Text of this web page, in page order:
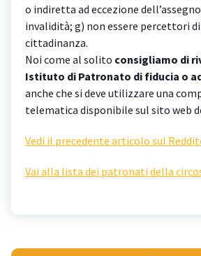
o indiretta ad eccezione
invalidità; g) non essere percettori
cittadinanza.
Noi come al solito consigliamo di
Istituto di Patronato di fiducia o
anche che si deve utilizzare una
telematica disponibile sul sito web
Vedi il precedente articolo sul
Vai alla lista dei patronati della